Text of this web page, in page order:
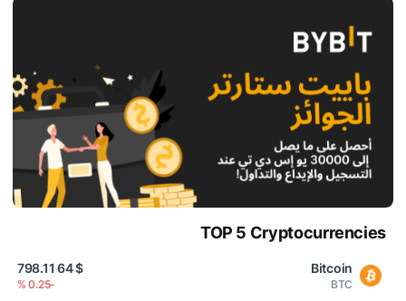
TOP 5 Cryptocurrencies
Bitcoin
BTC
$ 64 798.11
-0.25 %